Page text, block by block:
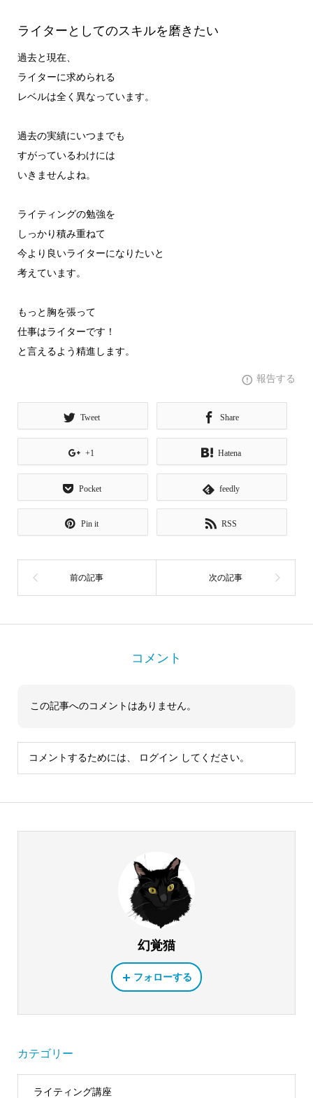
ライターとしてのスキルを磨きたい
過去と現在、
ライターに求められる
レベルは全く異なっています。
過去の実績にいつまでも
すがっているわけには
いきませんよね。
ライティングの勉強を
しっかり積み重ねて
今より良いライターになりたいと
考えています。
もっと胸を張って
仕事はライターです！
と言えるよう精進します。
報告する
Tweet Share
+1 Hatena
Pocket feedly
Pin it RSS
コメント
この記事へのコメントはありません。
コメントするためには、 ログイン してください。
幻覚猫
フォローする
カテゴリー
ライティング講座